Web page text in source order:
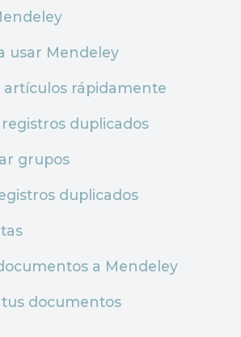
usar Mendeley
rápidamente
duplicados
grupos
duplicados
a Mendeley
documentos